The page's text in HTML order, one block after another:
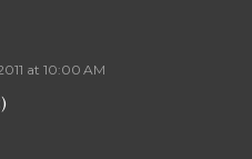
at 10:00 AM